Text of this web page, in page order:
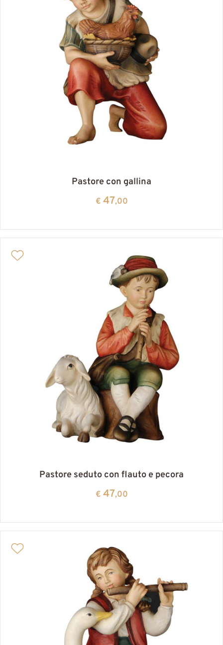
Pastore con gallina
€47,00
Pastore seduto con flauto e pecora
€47,00